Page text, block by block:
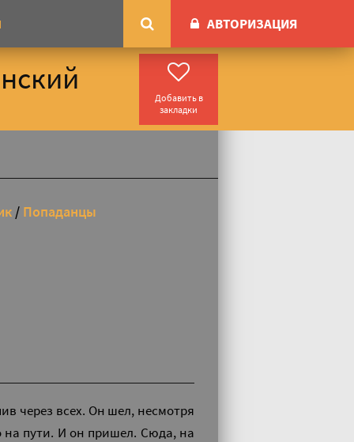
АВТОРИЗАЦИЯ
Добавить в
закладки
/ Попаданцы
через всех. Он шел, несмотря
на пути. И он пришел. Сюда, на